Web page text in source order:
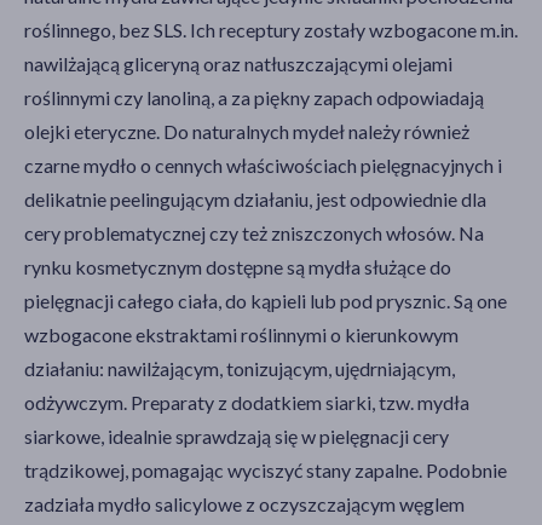
roślinnego, bez SLS. Ich receptury zostały wzbogacone m.in.
nawilżającą gliceryną oraz natłuszczającymi olejami
roślinnymi czy lanoliną, a za piękny zapach odpowiadają
olejki eteryczne. Do naturalnych mydeł należy również
czarne mydło o cennych właściwościach pielęgnacyjnych i
delikatnie peelingującym działaniu, jest odpowiednie dla
cery problematycznej czy też zniszczonych włosów. Na
rynku kosmetycznym dostępne są mydła służące do
pielęgnacji całego ciała, do kąpieli lub pod prysznic. Są one
wzbogacone ekstraktami roślinnymi o kierunkowym
działaniu: nawilżającym, tonizującym, ujędrniającym,
odżywczym. Preparaty z dodatkiem siarki, tzw. mydła
siarkowe, idealnie sprawdzają się w pielęgnacji cery
trądzikowej, pomagając wyciszyć stany zapalne. Podobnie
zadziała mydło salicylowe z oczyszczającym węglem